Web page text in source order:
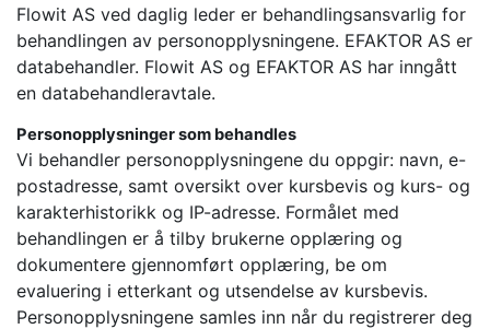
Flowit AS ved daglig leder er behandlingsansvarlig for
behandlingen av personopplysningene. EFAKTOR AS er
databehandler. Flowit AS og EFAKTOR AS har inngått
en databehandleravtale.
Personopplysninger som behandles
Vi behandler personopplysningene du oppgir: navn, e-
postadresse, samt oversikt over kursbevis og kurs- og
karakterhistorikk og IP-adresse. Formålet med
behandlingen er å tilby brukerne opplæring og
dokumentere gjennomført opplæring, be om
evaluering i etterkant og utsendelse av kursbevis.
Personopplysningene samles inn når du registrerer deg